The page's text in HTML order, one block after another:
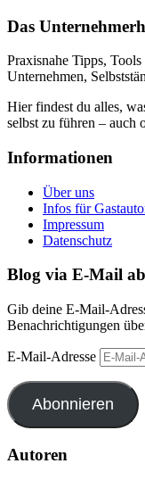
Das
Praxisnahe Tipps,
Unternehmen,
Hier findest du alles,
selbst zu führen – auch
Informationen
Über uns
Infos für
Impressum
Datenschutz
Blog via E-Mail
Gib deine E-Mail-
Benachrichtigungen
E-Mail-Adresse
Abonnieren
Autoren